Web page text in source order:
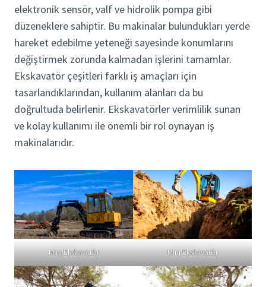
elektronik sensör, valf ve hidrolik pompa gibi
düzeneklere sahiptir. Bu makinalar bulundukları yerde
hareket edebilme yeteneği sayesinde konumlarını
değiştirmek zorunda kalmadan işlerini tamamlar.
Ekskavatör çeşitleri farklı iş amaçları için
tasarlandıklarından, kullanım alanları da bu
doğrultuda belirlenir. Ekskavatörler verimlilik sunan
ve kolay kullanımı ile önemli bir rol oynayan iş
makinalarıdır.
Mini Ekskavatör Mini Ekskavatör